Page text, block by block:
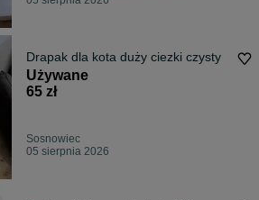
Drapak dla kota duży ciezki czysty
Używane
65 zł
Sosnowiec
05 sierpnia 2026